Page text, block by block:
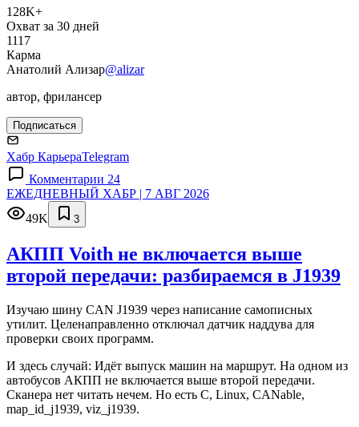
128K+
Охват за 30 дней
1117
Карма
Анатолий Ализар@alizar
автор, фрилансер
Подписаться
Хабр КарьераTelegram
Комментарии 24
ЕЖЕДНЕВНЫЙ ХАБР | 7 АВГ 2026
49K
3
АКПП Voith не включается выше
второй передачи: разбираемся в J1939
Изучаю шину CAN J1939 через написание самописных
утилит. Целенаправленно отключал датчик наддува для
проверки своих программ.
И здесь случай: Идёт выпуск машин на маршрут. На одном из
автобусов АКПП не включается выше второй передачи.
Сканера нет читать нечем. Но есть C, Linux, CANable,
map_id_j1939, viz_j1939.